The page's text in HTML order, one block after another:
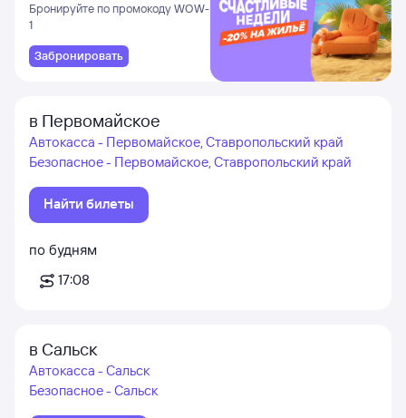
и Даламане
Бронируйте по промокоду WOW-
1
Забронировать
в Первомайское
Автокасса - Первомайское, Ставропольский край
Безопасное - Первомайское, Ставропольский край
Найти билеты
по будням
17:08
в Сальск
Автокасса - Сальск
Безопасное - Сальск